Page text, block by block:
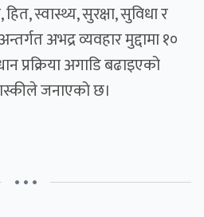
स्वास्थ्य, सुरक्षा, सुविधा र
अभद्र व्यवहार मुद्दामा १०
प्रक्रिया अगाडि बढाइएको
जनाएको छ।
• • •